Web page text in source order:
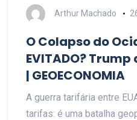
Arthur Machado
O Colapso do
EVITADO?
| GEOECONOMIA
A guerra tarifária entre
tarifas: é uma batalha